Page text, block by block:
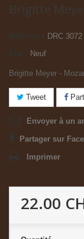
Brigitte
Référence
DRC 3072
Neuf
Brigitte Meyer -
Tweet
Envoyer à un
Partager sur
Imprimer
22.00